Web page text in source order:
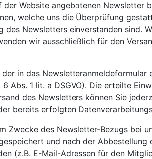
der Website angebotenen Newsletter
welche uns die Überprüfung
des Newsletters einverstanden sind.
wir ausschließlich für den
der in das
Abs. 1 lit. a DSGVO). Die erteilte
des Newsletters können Sie
bereits erfolgten
Zwecke des Newsletter-Bezugs bei
und nach der
(z.B. E-Mail-Adressen für den